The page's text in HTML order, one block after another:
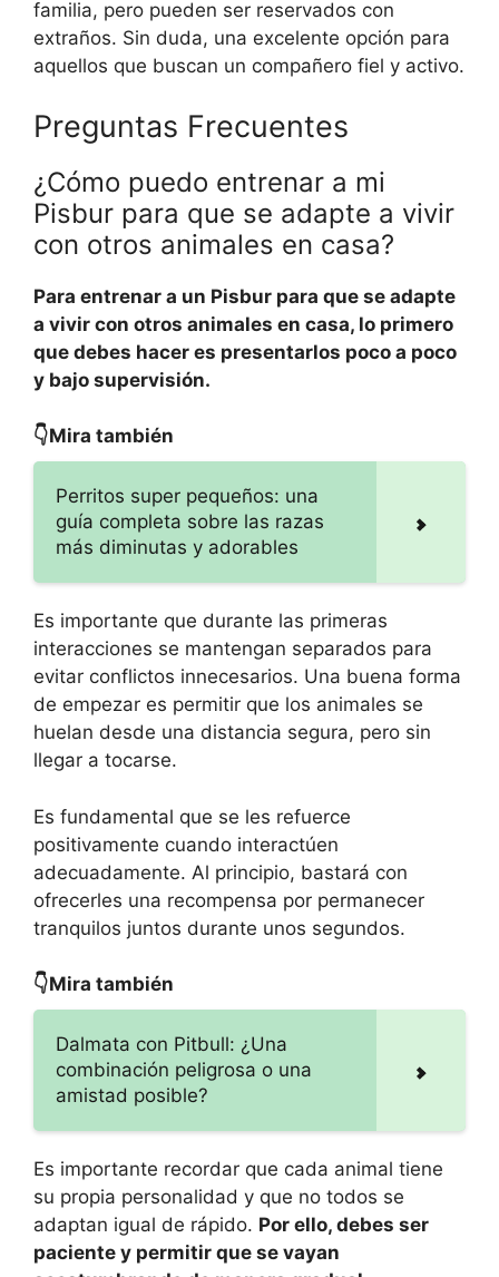
familia, pero pueden ser reservados con
extraños. Sin duda, una excelente opción para
aquellos que buscan un compañero fiel y activo.
Preguntas Frecuentes
¿Cómo puedo entrenar a mi
Pisbur para que se adapte a vivir
con otros animales en casa?
Para entrenar a un Pisbur para que se adapte
a vivir con otros animales en casa, lo primero
que debes hacer es presentarlos poco a poco
y bajo supervisión.
👇Mira también
Perritos super pequeños: una
guía completa sobre las razas
más diminutas y adorables
Es importante que durante las primeras
interacciones se mantengan separados para
evitar conflictos innecesarios. Una buena forma
de empezar es permitir que los animales se
huelan desde una distancia segura, pero sin
llegar a tocarse.
Es fundamental que se les refuerce
positivamente cuando interactúen
adecuadamente. Al principio, bastará con
ofrecerles una recompensa por permanecer
tranquilos juntos durante unos segundos.
👇Mira también
Dalmata con Pitbull: ¿Una
combinación peligrosa o una
amistad posible?
Es importante recordar que cada animal tiene
su propia personalidad y que no todos se
adaptan igual de rápido. Por ello, debes ser
paciente y permitir que se vayan